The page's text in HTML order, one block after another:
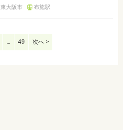
東大阪市 布施駅
… 49 次へ >